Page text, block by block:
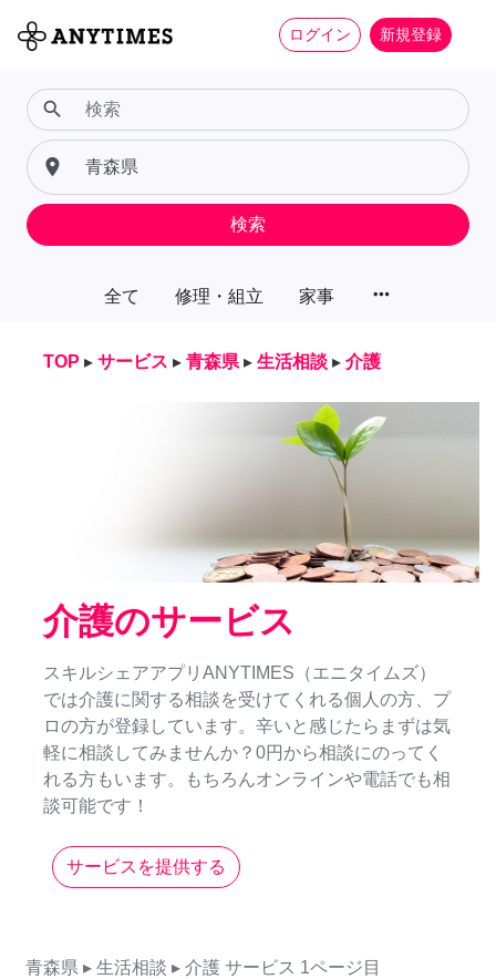
ログイン 新規登録
全て 修理・組立 家事 more_horiz
search
place
検索
TOP ▸ サービス ▸ 青森県 ▸ 生活相談 ▸ 介護
介護のサービス
スキルシェアアプリANYTIMES（エニタイムズ）
では介護に関する相談を受けてくれる個人の方、プ
ロの方が登録しています。辛いと感じたらまずは気
軽に相談してみませんか？0円から相談にのってく
れる方もいます。もちろんオンラインや電話でも相
談可能です！
サービスを提供する
青森県 ▸ 生活相談 ▸ 介護 サービス 1ページ目